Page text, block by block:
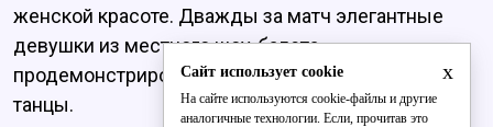
женской красоте. Дважды за матч элегантные
девушки из местного шоу-балета
продемонстрировали свои завораживающие
танцы.
x
Сайт использует cookie
На сайте используются cookie-файлы и другие
аналогичные технологии. Если, прочитав это